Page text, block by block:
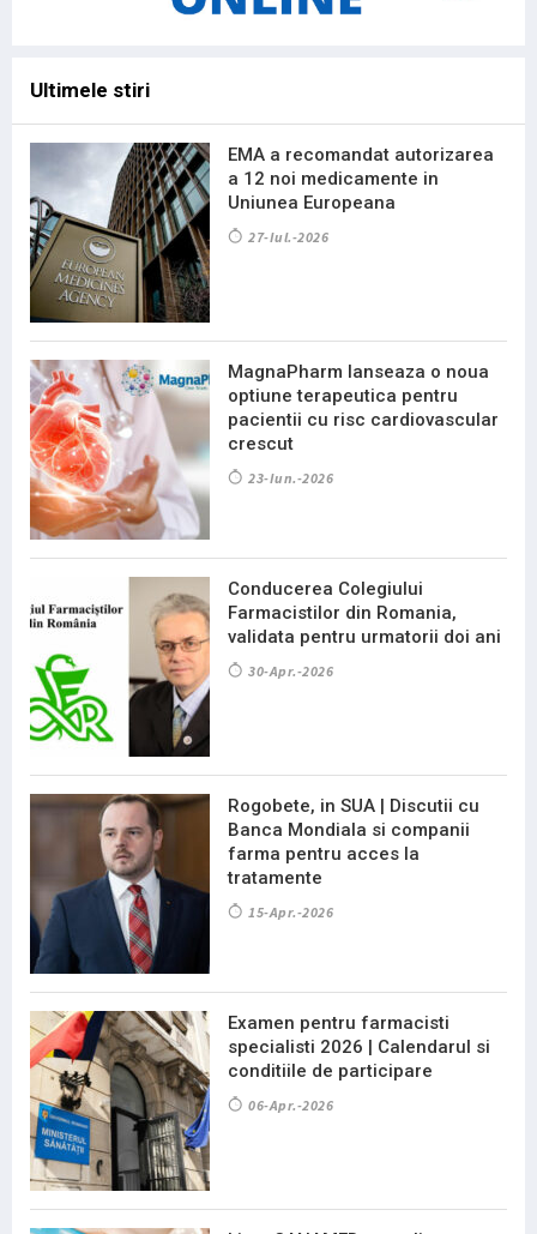
Ultimele stiri
EMA a recomandat autorizarea
a 12 noi medicamente in
Uniunea Europeana
27-Iul.-2026
MagnaPharm lanseaza o noua
optiune terapeutica pentru
pacientii cu risc cardiovascular
crescut
23-Iun.-2026
Conducerea Colegiului
Farmacistilor din Romania,
validata pentru urmatorii doi ani
30-Apr.-2026
Rogobete, in SUA | Discutii cu
Banca Mondiala si companii
farma pentru acces la
tratamente
15-Apr.-2026
Examen pentru farmacisti
specialisti 2026 | Calendarul si
conditiile de participare
06-Apr.-2026